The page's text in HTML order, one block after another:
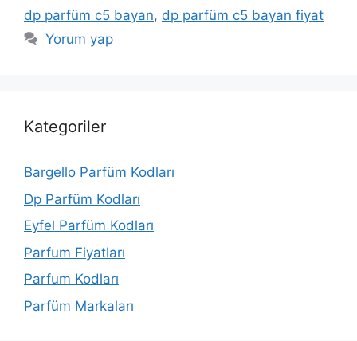
dp parfüm c5 bayan, dp parfüm c5 bayan fiyat
Yorum yap
Kategoriler
Bargello Parfüm Kodları
Dp Parfüm Kodları
Eyfel Parfüm Kodları
Parfum Fiyatları
Parfum Kodları
Parfüm Markaları